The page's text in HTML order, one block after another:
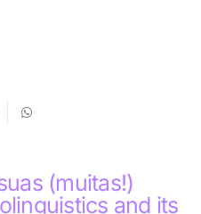
(muitas!)
and its